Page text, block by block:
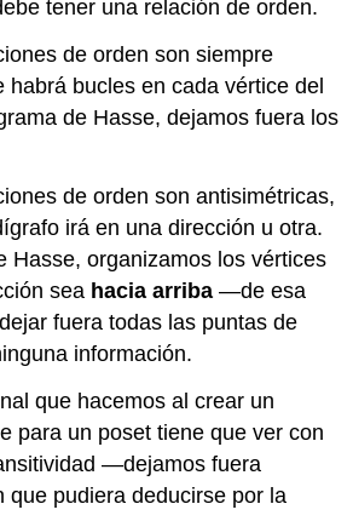
tener una relación de orden.
de orden son siempre
habrá bucles en cada vértice del
de Hasse, dejamos fuera los
de orden son antisimétricas,
irá en una dirección u otra.
Hasse, organizamos los vértices
sea hacia arriba —de esa
fuera todas las puntas de
información.
que hacemos al crear un
para un poset tiene que ver con
—dejamos fuera
que pudiera deducirse por la